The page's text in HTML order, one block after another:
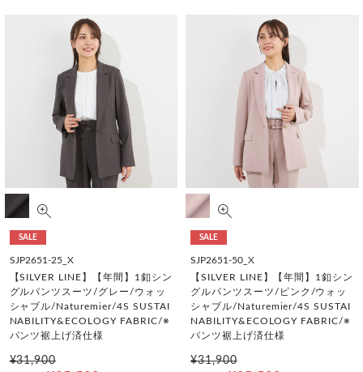
SALE
SJP2651-25_X
【SILVER LINE】【年間】1釦シン
グルパンツスーツ/グレー/ウォッ
シャブル/Naturemier/4S SUSTAI
NABILITY&ECOLOGY FABRIC/※
パンツ裾上げ済仕様
¥31,900
SALE
SJP2651-50_X
【SILVER LINE】【年間】1釦シン
グルパンツスーツ/ピンク/ウォッ
シャブル/Naturemier/4S SUSTAI
NABILITY&ECOLOGY FABRIC/※
パンツ裾上げ済仕様
¥31,900